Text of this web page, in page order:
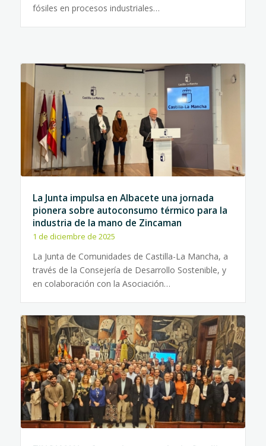
fósiles en procesos industriales…
La Junta impulsa en Albacete una jornada
pionera sobre autoconsumo térmico para la
industria de la mano de Zincaman
1 de diciembre de 2025
La Junta de Comunidades de Castilla-La Mancha, a
través de la Consejería de Desarrollo Sostenible, y
en colaboración con la Asociación…